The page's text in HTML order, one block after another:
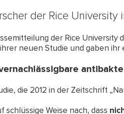
der Rice University
der Rice
neuen Studie und gaben
die 2012 in der Zeitschrift
schlüssige Weise nach, dass